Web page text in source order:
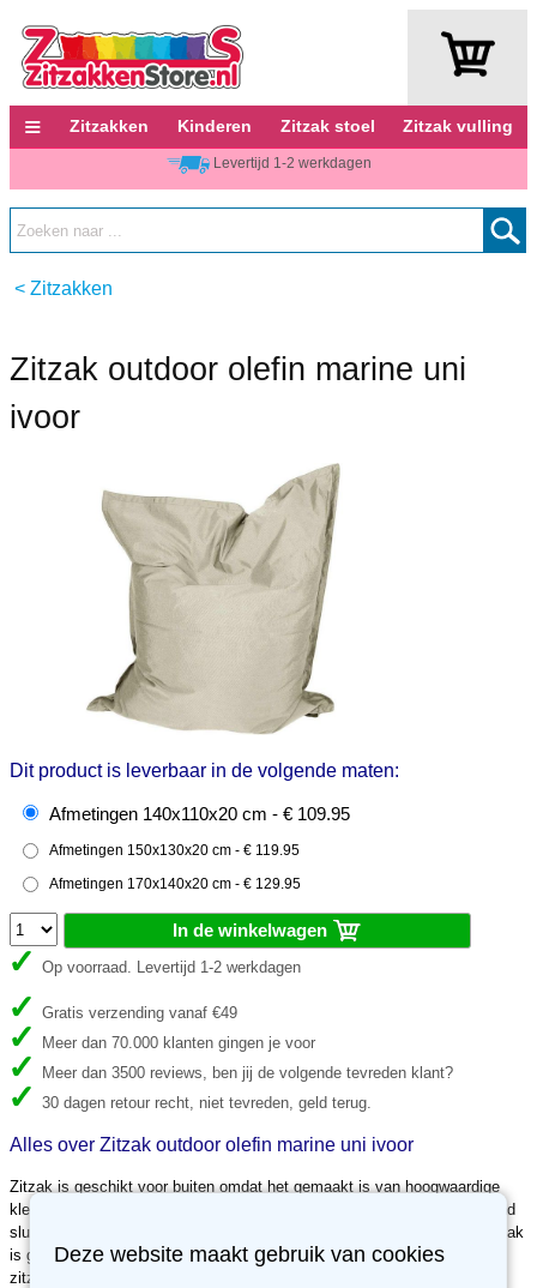
≡ Zitzakken Kinderen Zitzak stoel Zitzak vulling
Levertijd 1-2 werkdagen
< Zitzakken
Zitzak outdoor olefin marine uni
ivoor
Dit product is leverbaar in de volgende maten:
Afmetingen 140x110x20 cm - € 109.95
Afmetingen 150x130x20 cm - € 119.95
Afmetingen 170x140x20 cm - € 129.95
In de winkelwagen
Op voorraad. Levertijd 1-2 werkdagen
Gratis verzending vanaf €49
Meer dan 70.000 klanten gingen je voor
Meer dan 3500 reviews, ben jij de volgende tevreden klant?
30 dagen retour recht, niet tevreden, geld terug.
Alles over Zitzak outdoor olefin marine uni ivoor
Zitzak is geschikt voor buiten omdat het gemaakt is van hoogwaardige
kleurechte buitenstof. Deze zitzak is voorzien van een sterke klittenband
sluiting, kindvriendelijke rits en aparte binnenzak met sluiting. Deze zitzak
is gevuld met elastische polystyreenkorrels, die ervoor zorgen dat deze
zitzak zich naar uw lichaam vormt. Deze zitzak is voorzien van een
Deze website maakt gebruik van cookies